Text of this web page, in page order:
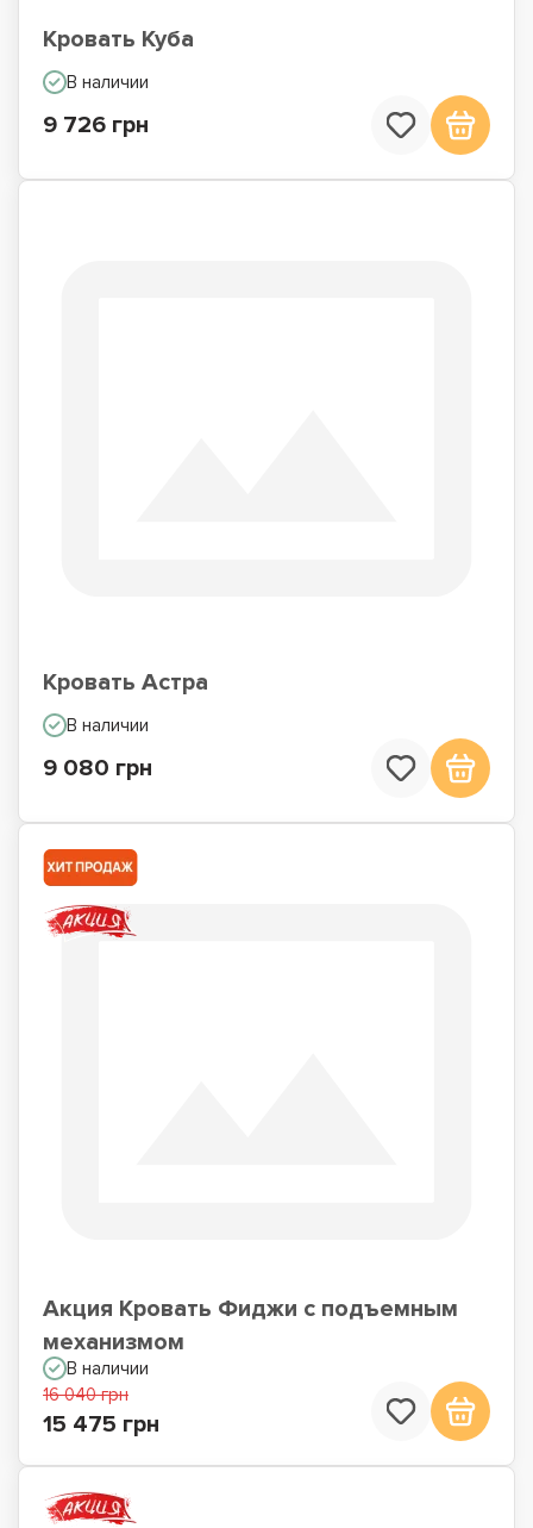
Кровать Куба
В наличии
9 726 грн
Кровать Астра
В наличии
9 080 грн
Акция Кровать Фиджи с подъемным
механизмом
В наличии
16 040 грн
15 475 грн